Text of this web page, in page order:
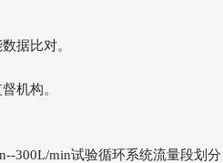
据比对。
机构。
min试验循环系统流量段划分